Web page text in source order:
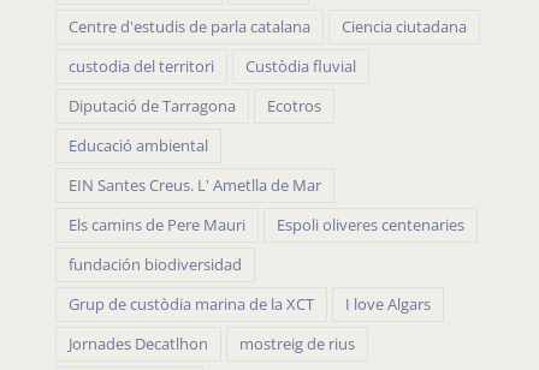
Centre d'estudis de parla catalana
Ciencia ciutadana
custodia del territori
Custòdia fluvial
Diputació de Tarragona
Ecotros
Educació ambiental
EIN Santes Creus. L' Ametlla de Mar
Els camins de Pere Mauri
Espoli oliveres centenaries
fundación biodiversidad
Grup de custòdia marina de la XCT
I love Algars
Jornades Decatlhon
mostreig de rius